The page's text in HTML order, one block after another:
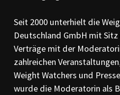
Ratssprüche
Jahresberichte
Seit 2000 unterhielt die
Deutschland GmbH mit
Verträge mit der
zahlreichen
Weight Watchers und
wurde die Moderatorin als